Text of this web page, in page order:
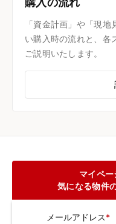
「資金計画」や「現
い購入時の流れと、各
ご説明いたします。
マイペー
気になる物件
メールアドレス